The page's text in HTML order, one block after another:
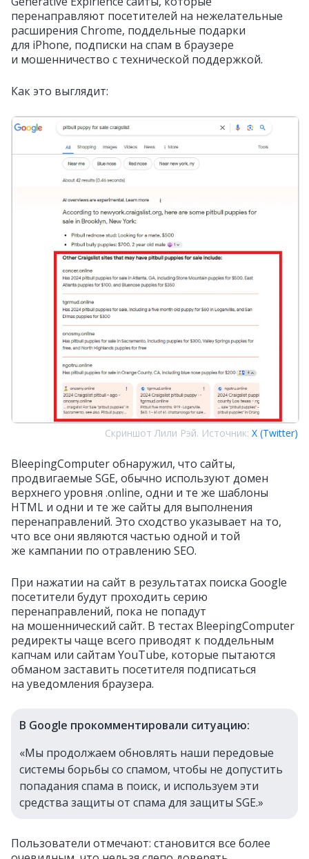
перенаправляют посетителей на нежелательные
расширения Chrome, поддельные подарки
для iPhone, подписки на спам в браузере
и мошенничество с технической поддержкой.
Как это выглядит:
Скриншот Лили Рэй. Источник: X (Twitter)
BleepingComputer обнаружил, что сайты,
продвигаемые SGE, обычно используют домен
верхнего уровня .online, одни и те же шаблоны
HTML и одни и те же сайты для выполнения
перенаправлений. Это сходство указывает на то,
что все они являются частью одной и той
же кампании по отравлению SEO.
При нажатии на сайт в результатах поиска Google
посетители будут проходить серию
перенаправлений, пока не попадут
на мошеннический сайт. В тестах BleepingComputer
редиректы чаще всего приводят к поддельным
капчам или сайтам YouTube, которые пытаются
обманом заставить посетителя подписаться
на уведомления браузера.
В Google прокомментировали ситуацию:
«Мы продолжаем обновлять наши передовые
системы борьбы со спамом, чтобы не допустить
попадания спама в поиск, и используем эти
средства защиты от спама для защиты SGE.»
Пользователи отмечают: становится все более